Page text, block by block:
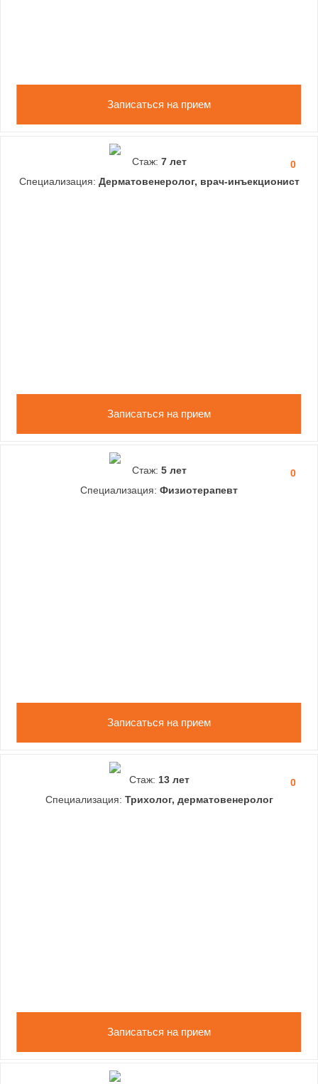
Записаться на прием
0
Стаж: 7 лет
Специализация: Дерматовенеролог, врач-инъекционист
Записаться на прием
0
Стаж: 5 лет
Специализация: Физиотерапевт
Записаться на прием
0
Стаж: 13 лет
Специализация: Трихолог, дерматовенеролог
Записаться на прием